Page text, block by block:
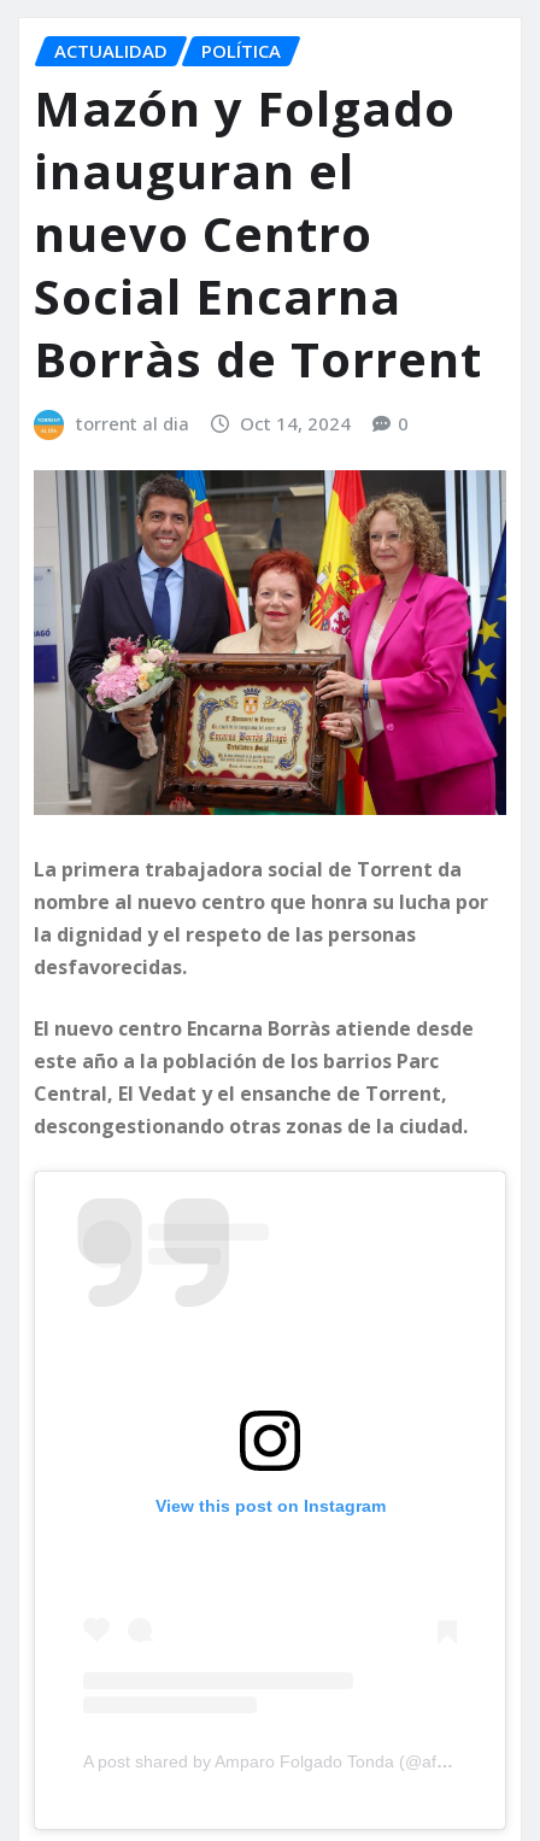
ACTUALIDAD POLÍTICA
Mazón y Folgado
inauguran el
nuevo Centro
Social Encarna
Borràs de Torrent
torrent al dia Oct 14, 2024 0
La primera trabajadora social de Torrent da
nombre al nuevo centro que honra su lucha por
la dignidad y el respeto de las personas
desfavorecidas.
El nuevo centro Encarna Borràs atiende desde
este año a la población de los barrios Parc
Central, El Vedat y el ensanche de Torrent,
descongestionando otras zonas de la ciudad.
View this post on Instagram
A post shared by Amparo Folgado Tonda (@aftorrent)